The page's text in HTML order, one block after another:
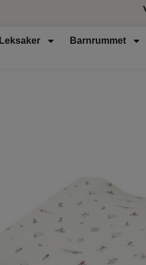
Leksaker Barnrummet